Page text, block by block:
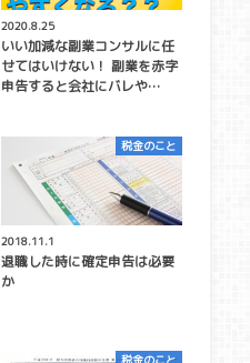
2020.8.25
いい加減な副業コンサルに任
せてはいけない！ 副業を赤字
申告すると会社にバレや…
税金のこと
2018.11.1
退職した時に確定申告は必要
か